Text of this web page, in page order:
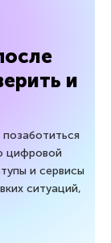
и
цифровой
и сервисы
ситуаций,